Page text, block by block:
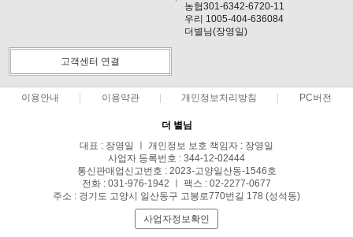
농협301-6342-6720-11
우리 1005-404-636084
더별님(장영일)
고객센터 연결
이용안내 이용약관 개인정보처리방침 PC버전
더 별님
대표 : 장영일 ㅣ 개인정보 보호 책임자 : 장영일
사업자 등록번호 : 344-12-02444
통신판매업신고번호 : 2023-고양일산동-1546호
전화 : 031-976-1942 ㅣ 팩스 : 02-2277-0677
주소 : 경기도 고양시 일산동구 고봉로770번길 178 (성석동)
사업자정보확인